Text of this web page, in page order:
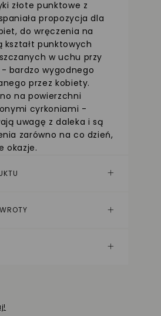
złote punktowe z
propozycja dla
do wręczenia na
kształt punktowych
w uchu przy
bardzo wygodnego
przez kobiety.
na powierzchni
cyrkoniami -
uwagę z daleka i są
zarówno na co dzień,
okazje.